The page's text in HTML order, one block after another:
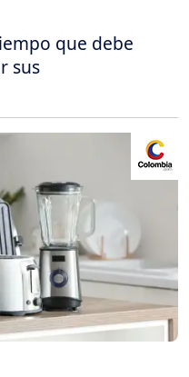
que debe
sus